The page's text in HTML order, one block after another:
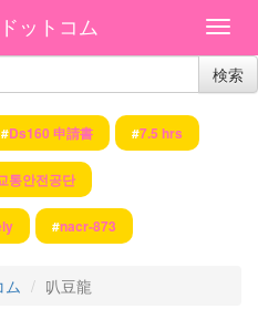
ットコム
検索
#Ds160 申請書 #7.5 hrs
통안전공단
#nacr-873
ム 叭豆龍